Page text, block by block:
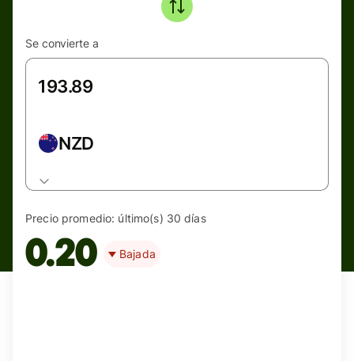
Se convierte a
NZD
Precio promedio: último(s) 30 días
0.20 Bajada